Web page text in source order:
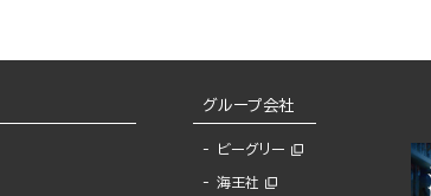
グループ会社
ビーグリー
海王社